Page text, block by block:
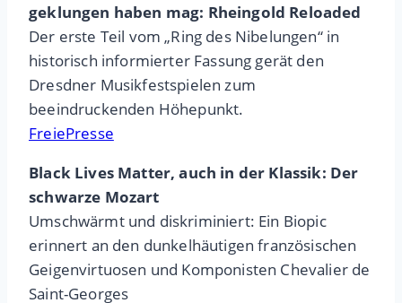
geklungen haben mag: Rheingold Reloaded
Der erste Teil vom „Ring des Nibelungen“ in
historisch informierter Fassung gerät den
Dresdner Musikfestspielen zum
beeindruckenden Höhepunkt.
FreiePresse
Black Lives Matter, auch in der Klassik: Der
schwarze Mozart
Umschwärmt und diskriminiert: Ein Biopic
erinnert an den dunkelhäutigen französischen
Geigenvirtuosen und Komponisten Chevalier de
Saint-Georges